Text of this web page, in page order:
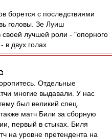
борется с последствиями
головы. Зе Луиш
своей лучшей роли - "опорного
в двух голах
Отдельные
многие выдавали. У нас
был великий спец.
матч Били за сборную
первый в стыках. Биля
на уровне претендента на